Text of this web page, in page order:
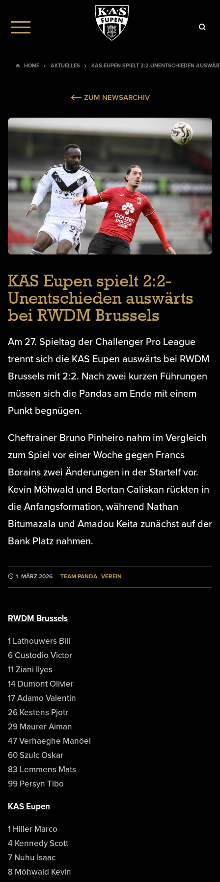
HOME AKTUELLES KAS EUPEN SPIELT 2:2-UNENTSCHIEDEN
ZUM NEWSARCHIV
KAS Eupen spielt 2:2-
Unentschieden auswärts
bei RWDM Brussels
Am 27. Spieltag der Challenger Pro League
trennt sich die KAS Eupen auswärts bei RWDM
Brussels mit 2:2. Nach zwei kurzen Führungen
müssen sich die Pandas am Ende mit einem
Punkt begnügen.
Cheftrainer Bruno Pinheiro nahm im Vergleich
zum Spiel vor einer Woche gegen Francs
Borains zwei Änderungen in der Startelf vor.
Kevin Möhwald und Bertan Caliskan rückten in
die Anfangsformation, während Nathan
Bitumazala und Amadou Keita zunächst auf der
Bank Platz nahmen.
1. MÄRZ 2026 TEAM PANDA VEREIN
RWDM Brussels
1 Lathouwers Bill
6 Custodio Victor
11 Ziani Ilyes
14 Dumont Olivier
17 Adamo Valentin
26 Kestens Pjotr
29 Maurer Aiman
47 Verhaeghe Manöel
60 Szulc Oskar
83 Lemmens Mats
99 Persyn Tibo
KAS Eupen
1 Hiller Marco
4 Kennedy Scott
7 Nuhu Isaac
8 Möhwald Kevin